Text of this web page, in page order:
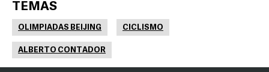
TEMAS
OLIMPIADAS BEIJING CICLISMO
ALBERTO CONTADOR